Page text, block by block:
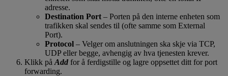
adresse.
Destination Port – Porten på den interne enheten som
trafikken skal sendes til (ofte samme som External
Port).
Protocol – Velger om anslutningen ska skje via TCP,
UDP eller begge, avhengig av hva tjenesten krever.
Klikk på Add for å ferdigstille og lagre oppsettet ditt for port
forwarding.